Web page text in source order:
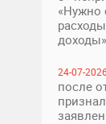
«Нужно
доходы»
24-07-
после